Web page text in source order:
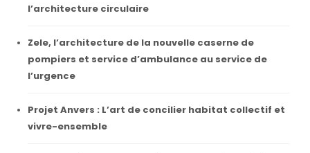
l’architecture circulaire
Zele, l’architecture de la nouvelle caserne de
pompiers et service d’ambulance au service de
l’urgence
Projet Anvers : L’art de concilier habitat collectif et
vivre-ensemble